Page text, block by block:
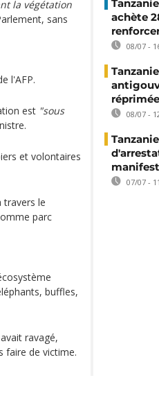
la végétation
sans
l'AFP.
est "sous
et volontaires
travers le
parc
buffles,
ravagé,
faire de victime.
achète
08/07 -
08/07 -
07/07 -